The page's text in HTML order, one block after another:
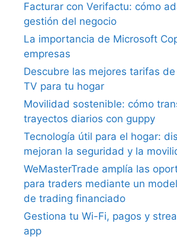
Facturar con Verifactu: cómo
gestión del negocio
La importancia de Microsoft
empresas
Descubre las mejores tarifas
TV para tu hogar
Movilidad sostenible: cómo
trayectos diarios con guppy
Tecnología útil para el hogar:
mejoran la seguridad y la
WeMasterTrade amplía las
para traders mediante un
de trading financiado
Gestiona tu Wi-Fi, pagos y
app